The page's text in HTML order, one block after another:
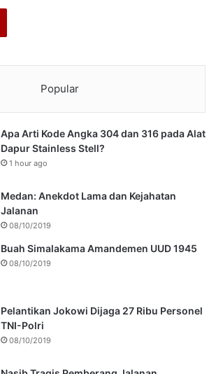
Popular
Apa Arti Kode Angka 304 dan 316 pada Alat
Dapur Stainless Stell?
1 hour ago
Medan: Anekdot Lama dan Kejahatan
Jalanan
08/10/2019
Buah Simalakama Amandemen UUD 1945
08/10/2019
Pelantikan Jokowi Dijaga 27 Ribu Personel
TNI-Polri
08/10/2019